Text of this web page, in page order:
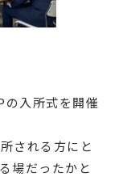
の入所式を開催
される方にと
場だったかと